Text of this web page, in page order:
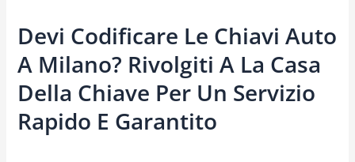
Devi Codificare Le Chiavi Auto
A Milano? Rivolgiti A La Casa
Della Chiave Per Un Servizio
Rapido E Garantito